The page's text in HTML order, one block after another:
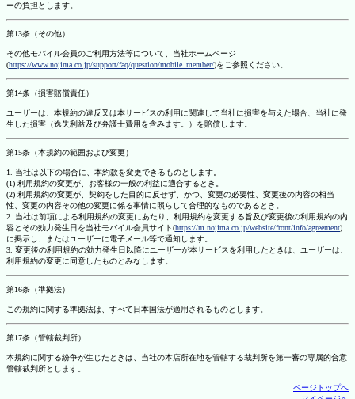
ーの負担とします。
第13条（その他）
その他モバイル会員のご利用方法等について、当社ホームページ
(https://www.nojima.co.jp/support/faq/question/mobile_member/)をご参照ください。
第14条（損害賠償責任）
ユーザーは、本規約の違反又は本サービスの利用に関連して当社に損害を与えた場合、当社に発
生した損害（逸失利益及び弁護士費用を含みます。）を賠償します。
第15条（本規約の範囲および変更）
1. 当社は以下の場合に、本約款を変更できるものとします。
(1) 利用規約の変更が、お客様の一般の利益に適合するとき。
(2) 利用規約の変更が、契約をした目的に反せず、かつ、変更の必要性、変更後の内容の相当
性、変更の内容その他の変更に係る事情に照らして合理的なものであるとき。
2. 当社は前項による利用規約の変更にあたり、利用規約を変更する旨及び変更後の利用規約の内
容とその効力発生日を当社モバイル会員サイト(https://m.nojima.co.jp/website/front/info/agreement)
に掲示し、またはユーザーに電子メール等で通知します。
3. 変更後の利用規約の効力発生日以降にユーザーが本サービスを利用したときは、ユーザーは、
利用規約の変更に同意したものとみなします。
第16条（準拠法）
この規約に関する準拠法は、すべて日本国法が適用されるものとします。
第17条（管轄裁判所）
本規約に関する紛争が生じたときは、当社の本店所在地を管轄する裁判所を第一審の専属的合意
管轄裁判所とします。
ページトップへ